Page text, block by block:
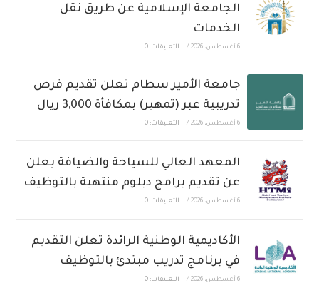
الجامعة الإسلامية عن طريق نقل
الخدمات
6 أغسطس، 2026 / التعليقات: 0
جامعة الأمير سطام تعلن تقديم فرص
تدريبية عبر (تمهير) بمكافأة 3,000 ريال
6 أغسطس، 2026 / التعليقات: 0
المعهد العالي للسياحة والضيافة يعلن
عن تقديم برامج دبلوم منتهية بالتوظيف
6 أغسطس، 2026 / التعليقات: 0
الأكاديمية الوطنية الرائدة تعلن التقديم
في برنامج تدريب مبتدئ بالتوظيف
6 أغسطس، 2026 / التعليقات: 0